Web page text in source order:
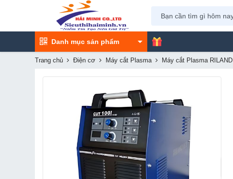
Danh mục sản phẩm
Trang chủ Điện cơ Máy cắt Plasma Máy cắt Plasma RILAND